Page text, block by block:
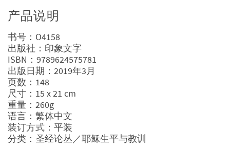
数
量产品说明
书号：O4158
出版社：印象文字
ISBN：9789624575781
出版日期：2019年3月
页数：148
尺寸：15 x 21 cm
重量：260g
语言：繁体中文
装订方式：平装
分类：圣经论丛／耶稣生平与教训